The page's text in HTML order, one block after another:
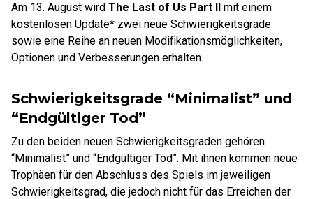
Am 13. August wird The Last of Us Part II mit einem
kostenlosen Update* zwei neue Schwierigkeitsgrade
sowie eine Reihe an neuen Modifikationsmöglichkeiten,
Optionen und Verbesserungen erhalten.
Schwierigkeitsgrade “Minimalist” und
“Endgültiger Tod”
Zu den beiden neuen Schwierigkeitsgraden gehören
“Minimalist” und “Endgültiger Tod”. Mit ihnen kommen neue
Trophäen für den Abschluss des Spiels im jeweiligen
Schwierigkeitsgrad, die jedoch nicht für das Erreichen der